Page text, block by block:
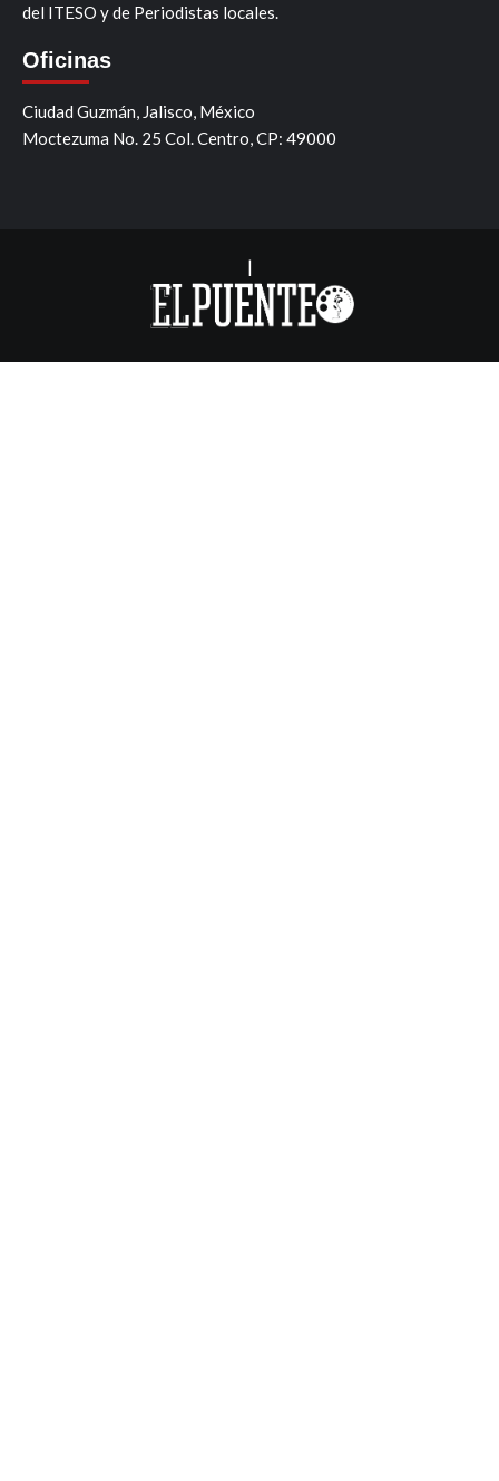
del ITESO y de Periodistas locales.
Oficinas
Ciudad Guzmán, Jalisco, México
Moctezuma No. 25 Col. Centro, CP: 49000
|